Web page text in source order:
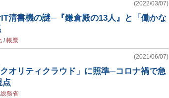
(2022/03/07)
清書機の謎─『鎌倉殿の13人』と「働かな
/帳票
(2021/06/07)
オリティクラウド」に照準─コロナ禍で急
点
総務省